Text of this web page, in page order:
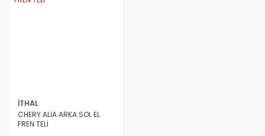
İTHAL
CHERY ALİA ARKA SOL EL
FREN TELİ